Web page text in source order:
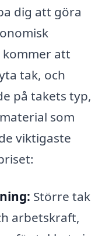
dig att göra
att
tak, och
på takets typ,
som
viktigaste
Större tak
arbetskraft,